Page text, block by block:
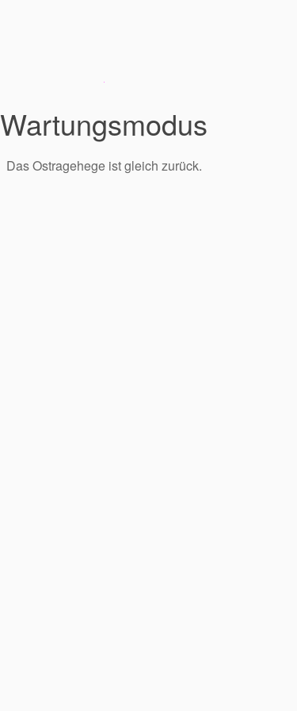
Wartungsmodus
Das Ostragehege ist gleich zurück.